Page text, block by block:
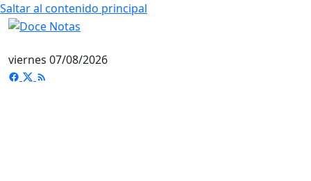
Saltar al contenido principal
viernes 07/08/2026